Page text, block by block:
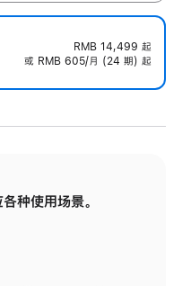
RMB 14,499 起
或 RMB 605/月 (24 期) 起
种使用场景。